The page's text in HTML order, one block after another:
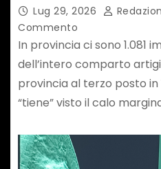
Lug 29, 2026
Commento
In provincia ci sono 1.081
dell’intero comparto
provincia al terzo posto
“tiene” visto il calo